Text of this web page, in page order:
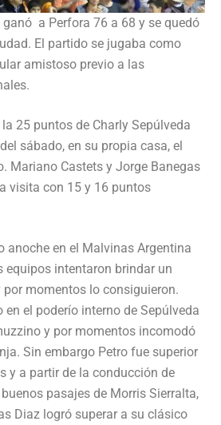
ganó a Perfora 76 a 68 y se quedó
El partido se jugaba como
amistoso previo a las
25 puntos de Charly Sepúlveda
sábado, en su propia casa, el
Mariano Castets y Jorge Banegas
visita con 15 y 16 puntos
anoche en el Malvinas Argentina
equipos intentaron brindar un
momentos lo consiguieron.
en el poderío interno de Sepúlveda
y por momentos incomodó
Sin embargo Petro fue superior
y a partir de la conducción de
pasajes de Morris Sierralta,
Diaz logró superar a su clásico